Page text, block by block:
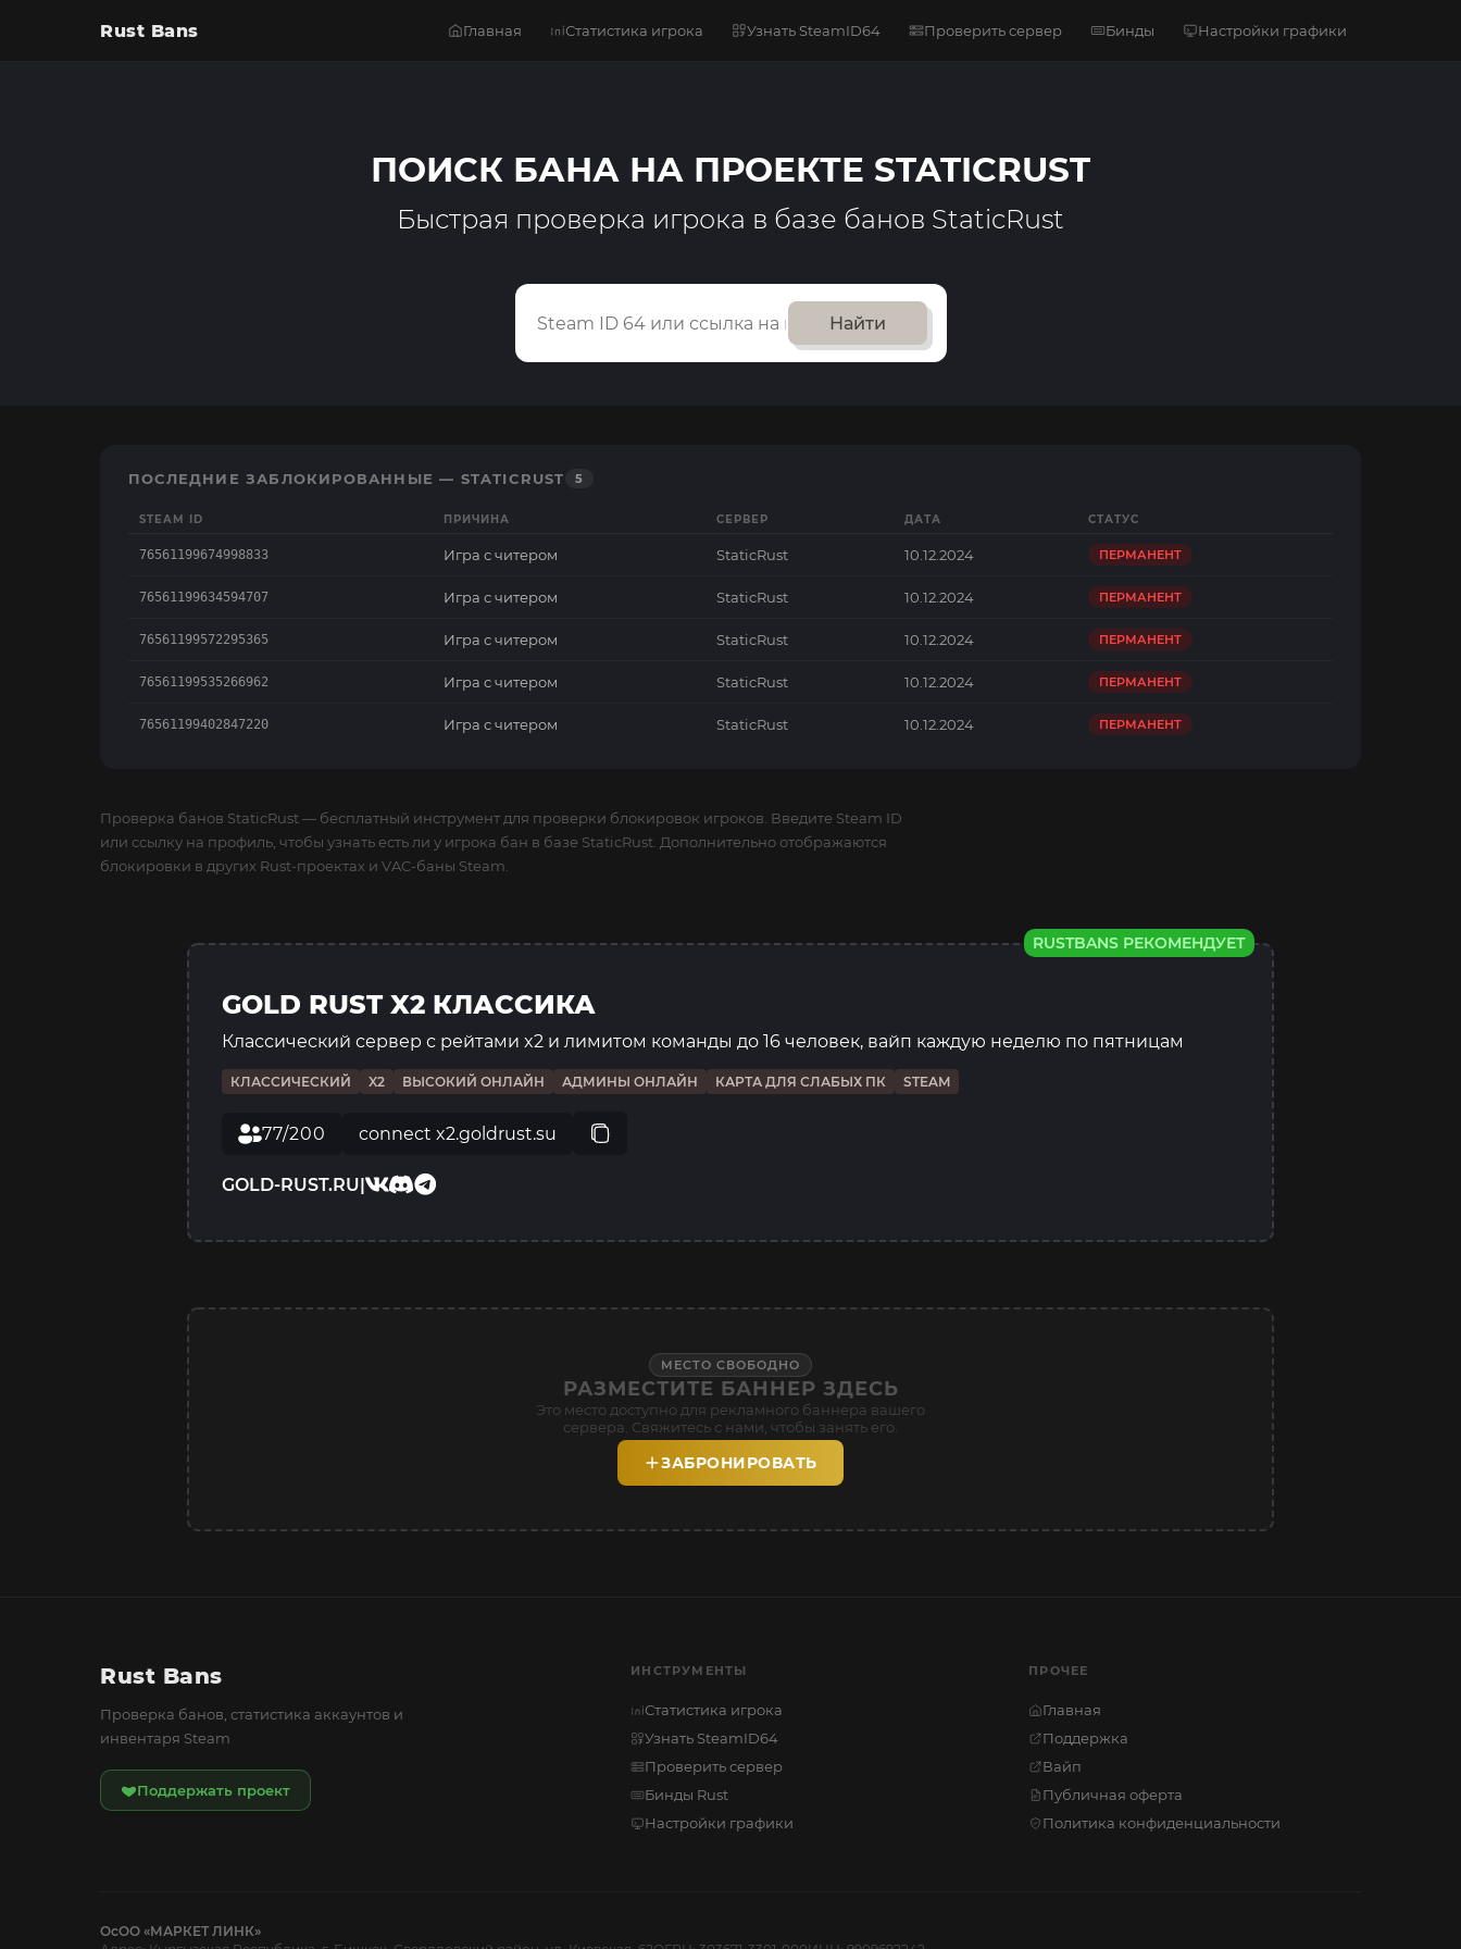
Rust Bans Главная Статистика игрока Узнать SteamID64 Проверить сервер Бинды Настройки графики
ПОИСК БАНА НА ПРОЕКТЕ STATICRUST
Быстрая проверка игрока в базе банов StaticRust
Найти
ПОСЛЕДНИЕ ЗАБЛОКИРОВАННЫЕ — STATICRUST 5
STEAM ID ПРИЧИНА СЕРВЕР ДАТА СТАТУС
76561199674998833 Игра с читером StaticRust 10.12.2024 ПЕРМАНЕНТ
76561199634594707 Игра с читером StaticRust 10.12.2024 ПЕРМАНЕНТ
76561199572295365 Игра с читером StaticRust 10.12.2024 ПЕРМАНЕНТ
76561199535266962 Игра с читером StaticRust 10.12.2024 ПЕРМАНЕНТ
76561199402847220 Игра с читером StaticRust 10.12.2024 ПЕРМАНЕНТ
Проверка банов StaticRust — бесплатный инструмент для проверки блокировок игроков. Введите Steam ID
или ссылку на профиль, чтобы узнать есть ли у игрока бан в базе StaticRust. Дополнительно отображаются
блокировки в других Rust-проектах и VAC-баны Steam.
RUSTBANS РЕКОМЕНДУЕТ
GOLD RUST X2 КЛАССИКА
Классический сервер с рейтами x2 и лимитом команды до 16 человек, вайп каждую неделю по пятницам
КЛАССИЧЕСКИЙ X2 ВЫСОКИЙ ОНЛАЙН АДМИНЫ ОНЛАЙН КАРТА ДЛЯ СЛАБЫХ ПК STEAM
77/200 connect x2.goldrust.su
GOLD-RUST.RU|
МЕСТО СВОБОДНО
РАЗМЕСТИТЕ БАННЕР ЗДЕСЬ
Это место доступно для рекламного баннера вашего
сервера. Свяжитесь с нами, чтобы занять его.
ЗАБРОНИРОВАТЬ
Rust Bans
Проверка банов, статистика аккаунтов и
инвентаря Steam
Поддержать проект
ИНСТРУМЕНТЫ
Статистика игрока
Узнать SteamID64
Проверить сервер
Бинды Rust
Настройки графики
ПРОЧЕЕ
Главная
Поддержка
Вайп
Публичная оферта
Политика конфиденциальности
ОсОО «МАРКЕТ ЛИНК»